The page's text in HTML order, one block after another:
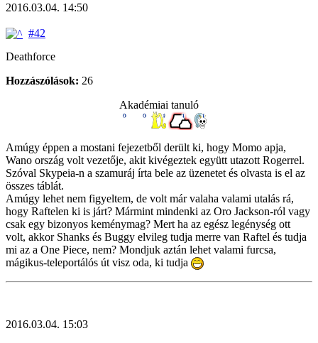
2016.03.04. 14:50
#42
Deathforce
Hozzászólások: 26
Akadémiai tanuló
Amúgy éppen a mostani fejezetből derült ki, hogy Momo apja,
Wano ország volt vezetője, akit kivégeztek együtt utazott Rogerrel.
Szóval Skypeia-n a szamuráj írta bele az üzenetet és olvasta is el az
összes táblát.
Amúgy lehet nem figyeltem, de volt már valaha valami utalás rá,
hogy Raftelen ki is járt? Mármint mindenki az Oro Jackson-ról vagy
csak egy bizonyos keménymag? Mert ha az egész legénység ott
volt, akkor Shanks és Buggy elvileg tudja merre van Raftel és tudja
mi az a One Piece, nem? Mondjuk aztán lehet valami furcsa,
mágikus-teleportálós út visz oda, ki tudja
2016.03.04. 15:03